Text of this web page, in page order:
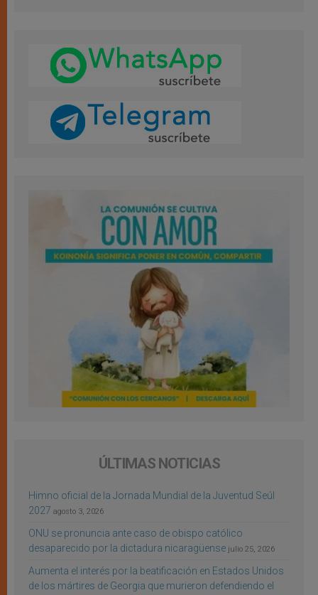
ÚLTIMAS NOTICIAS
Himno oficial de la Jornada Mundial de la Juventud Seúl
2027 agosto 3, 2026
ONU se pronuncia ante caso de obispo católico
desaparecido por la dictadura nicaragüense julio 25, 2026
Aumenta el interés por la beatificación en Estados Unidos
de los mártires de Georgia que murieron defendiendo el